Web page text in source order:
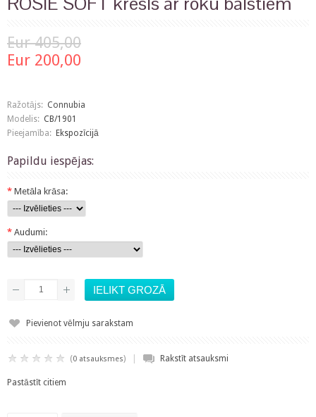
Eur 405,00
Eur 200,00
Ražotājs: Connubia
Modelis: CB/1901
Pieejamība: Ekspozīcijā
Papildu iespējas:
* Metāla krāsa:
* Audumi:
Pievienot vēlmju sarakstam
(0 atsauksmes) Rakstīt atsauksmi
Pastāstīt citiem